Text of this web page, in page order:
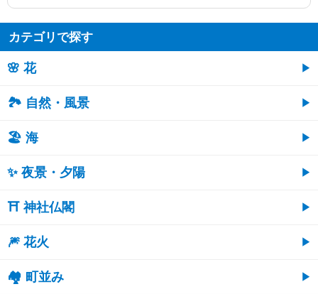
カテゴリで探す
🌸 花
🏞️ 自然・風景
🏖 海
✨ 夜景・夕陽
⛩ 神社仏閣
🎆 花火
🏘 町並み